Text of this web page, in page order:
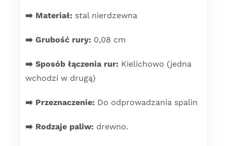
➡️ Materiał: stal nierdzewna
➡️ Grubość rury: 0,08 cm
➡️ Sposób łączenia rur: Kielichowo (jedna
wchodzi w drugą)
➡️ Przeznaczenie: Do odprowadzania spalin
➡️ Rodzaje paliw: drewno.